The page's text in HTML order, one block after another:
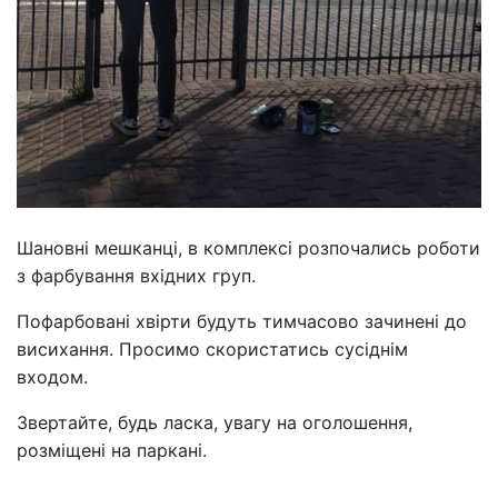
Шановні мешканці, в комплексі розпочались роботи
з фарбування вхідних груп.
Пофарбовані хвірти будуть тимчасово зачинені до
висихання. Просимо скористатись сусіднім
входом.
Звертайте, будь ласка, увагу на оголошення,
розміщені на паркані.